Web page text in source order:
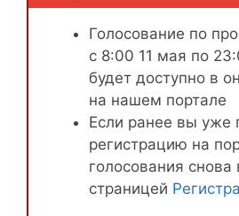
Голосование по
с 8:00 11 мая по
будет доступно в
на нашем портале
Если ранее вы уже
регистрацию на
голосования снова
страницей